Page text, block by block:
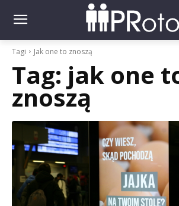
Tagi Jak one to znoszą
Tag: jak one
znoszą